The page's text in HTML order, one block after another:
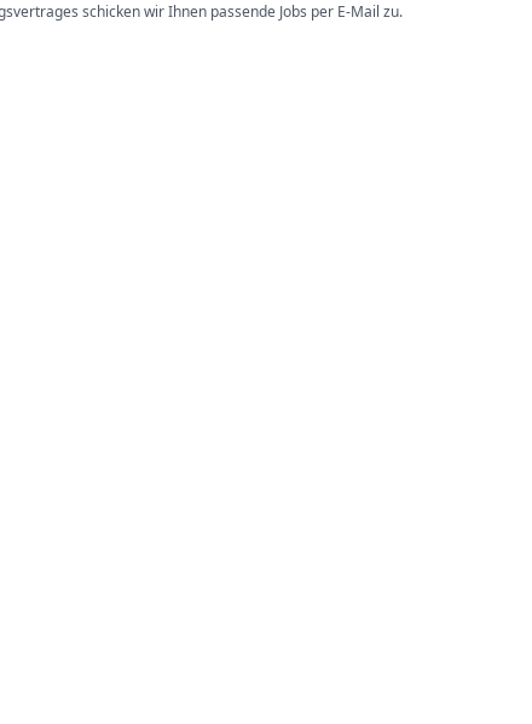
schicken wir Ihnen passende Jobs per E-Mail zu.